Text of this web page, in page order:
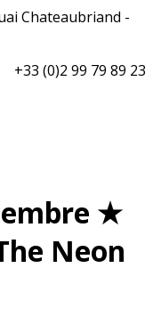
Chateaubriand -
+33 (0)2 99 79 89 23
★
Neon